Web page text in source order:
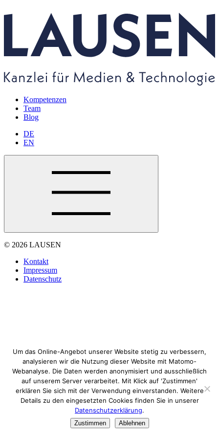
Kompetenzen
Team
Blog
DE
EN
© 2026 LAUSEN
Kontakt
Impressum
Datenschutz
Um das Online-Angebot unserer Website stetig zu verbessern,
analysieren wir die Nutzung dieser Website mit Matomo-
Webanalyse. Die Daten werden anonymisiert und ausschließlich
auf unserem Server verarbeitet. Mit Klick auf 'Zustimmen'
erklären Sie sich mit der Verwendung einverstanden. Weitere
Details zu den eingesetzten Cookies finden Sie in unserer
Datenschutzerklärung.
Zustimmen Ablehnen